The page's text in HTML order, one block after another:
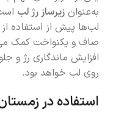
به‌عنوانزیرساز رژ لب
لب‌ها پیش از استفاده
صاف و یکنواخت کمک
افزایش ماندگاری رژ
روی لب خواهد بود.
استفاده در